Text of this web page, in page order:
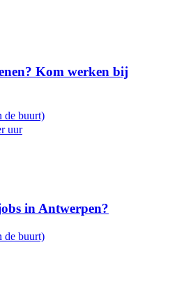
Kom werken bij
de buurt)
uur
in Antwerpen?
de buurt)